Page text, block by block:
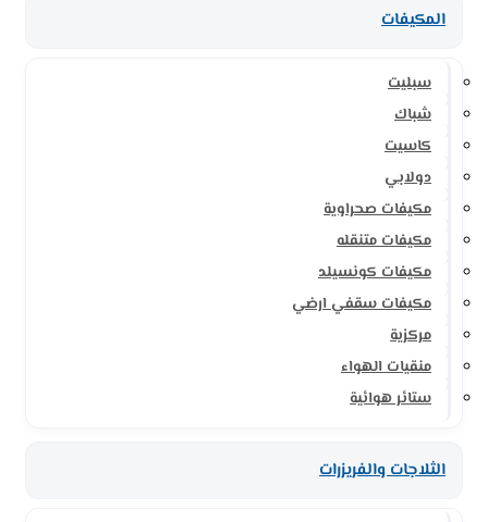
المكيفات
سبليت
شباك
كاسيت
دولابي
مكيفات صحراوية
مكيفات متنقله
مكيفات كونسيلد
مكيفات سقفي ارضي
مركزية
منقيات الهواء
ستائر هوائية
الثلاجات والفريزرات